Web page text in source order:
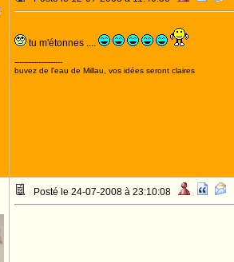
tu m'étonnes ....
--------------------
buvez de l'eau de Millau, vos idées seront claires
Posté le 24-07-2008 à 23:10:08